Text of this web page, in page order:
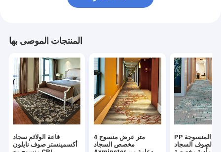
المنتجات الموصى بها
قاعة الولائم سجاد
أكسمينستر صوف نايلون
4 متر عرض منسوج
مخصص السجاد
PP الدعم المنسوجة
الصوف السجاد